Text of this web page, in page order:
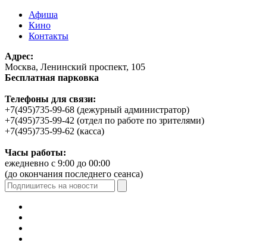
Афиша
Кино
Контакты
Адрес:
Москва, Ленинский проспект, 105
Бесплатная парковка
Телефоны для связи:
+7(495)735-99-68 (дежурный администратор)
+7(495)735-99-42 (отдел по работе по зрителями)
+7(495)735-99-62 (касса)
Часы работы:
ежедневно с 9:00 до 00:00
(до окончания последнего сеанса)